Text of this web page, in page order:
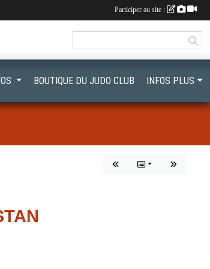
BOUTIQUE DU JUDO CLUB INFOS PLUS
Participer au site :